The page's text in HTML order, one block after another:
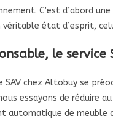
C’est d’abord
état d’esprit,
le service
SAV chez Altobuy se
essayons de réduire
automatique de meuble